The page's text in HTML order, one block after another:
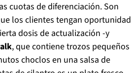
cuotas de diferenciación. Son
los clientes tengan oportunidad
dosis de actualización -y
, que contiene trozos pequeños
choclos en una salsa de